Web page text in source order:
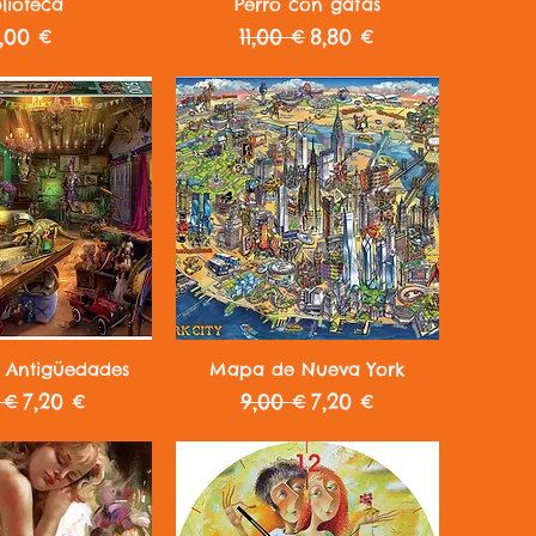
€ Precio
11,00 € Precio de oferta
8,80 €
rápida
€Precio de oferta
7,20 €
Vista rápida
Mapa de Nueva York
Precio
9,00 €Precio de oferta
7,20 €